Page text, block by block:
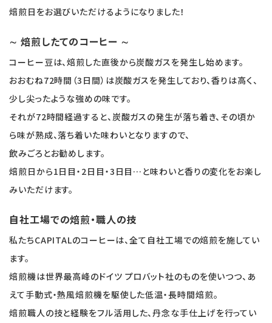
焙煎日をお選びいただけるようになりました！
∼ 焙煎したてのコーヒー ∼
コーヒー豆は、焙煎した直後から炭酸ガスを発生し始めます。
おおむね72時間（3日間）は炭酸ガスを発生しており、香りは高く、
少し尖ったような強めの味です。
それが72時間経過すると、炭酸ガスの発生が落ち着き、その頃か
ら味が熟成、落ち着いた味わいとなりますので、
飲みごろとお勧めします。
焙煎日から1日目・2日目・3日目…と味わいと香りの変化をお楽し
みいただけます。
自社工場での焙煎・職人の技
私たちCAPITALのコーヒーは、全て自社工場での焙煎を施してい
ます。
焙煎機は世界最高峰のドイツ プロバット社のものを使いつつ、あ
えて手動式・熱風焙煎機を駆使した低温・長時間焙煎。
焙煎職人の技と経験をフル活用した、丹念な手仕上げを行ってい